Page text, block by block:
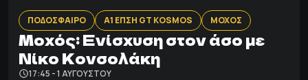
ΠΟΔΟΣΦΑΙΡΟ Α1 ΕΠΣΗ GT KOSMOS ΜΟΧΟΣ
Μοχός: Ενίσχυση στον άσο με
Νίκο Κονσολάκη
17:45 - 1 ΑΥΓΟΎΣΤΟΥ